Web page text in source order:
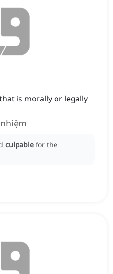
is morally or legally
culpable for the